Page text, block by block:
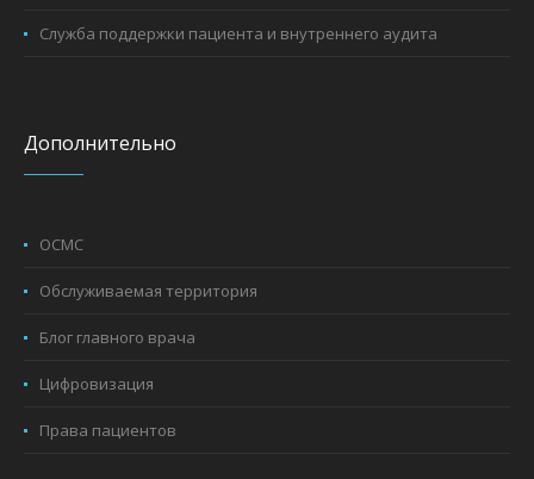
Служба поддержки пациента и внутреннего аудита
Дополнительно
ОСМС
Обслуживаемая территория
Блог главного врача
Цифровизация
Права пациентов